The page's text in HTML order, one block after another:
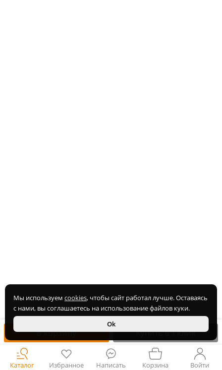
Каталог Избранное Написать Корзина Войти
В корзину Купить в 1 клик
Мы используем cookies, чтобы сайт работал лучше. Оставаясь
с нами, вы соглашаетесь на использование файлов куки.
Ok